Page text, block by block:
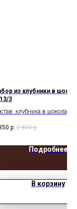
из клубники в
3
клубника в шоколаде
р. 2 800 р.
Подробнее
В корзину